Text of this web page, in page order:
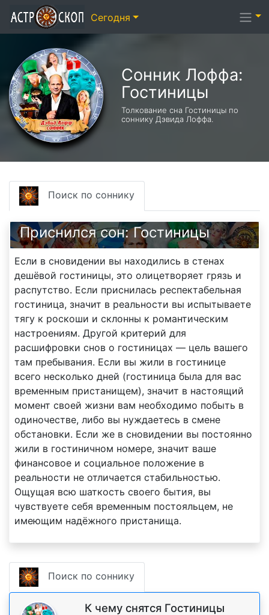
Сонник Лоффа:
Гостиницы
Толкование сна Гостиницы по
соннику Дэвида Лоффа.
Поиск по соннику
Приснился сон: Гостиницы
Если в сновидении вы находились в стенах
дешёвой гостиницы, это олицетворяет грязь и
распутство. Если приснилась респектабельная
гостиница, значит в реальности вы испытываете
тягу к роскоши и склонны к романтическим
настроениям. Другой критерий для
расшифровки снов о гостиницах — цель вашего
там пребывания. Если вы жили в гостинице
всего несколько дней (гостиница была для вас
временным пристанищем), значит в настоящий
момент своей жизни вам необходимо побыть в
одиночестве, либо вы нуждаетесь в смене
обстановки. Если же в сновидении вы постоянно
жили в гостиничном номере, значит ваше
финансовое и социальное положение в
реальности не отличается стабильностью.
Ощущая всю шаткость своего бытия, вы
чувствуете себя временным постояльцем, не
имеющим надёжного пристанища.
Поиск по соннику
К чему снятся Гостиницы
Сегодня